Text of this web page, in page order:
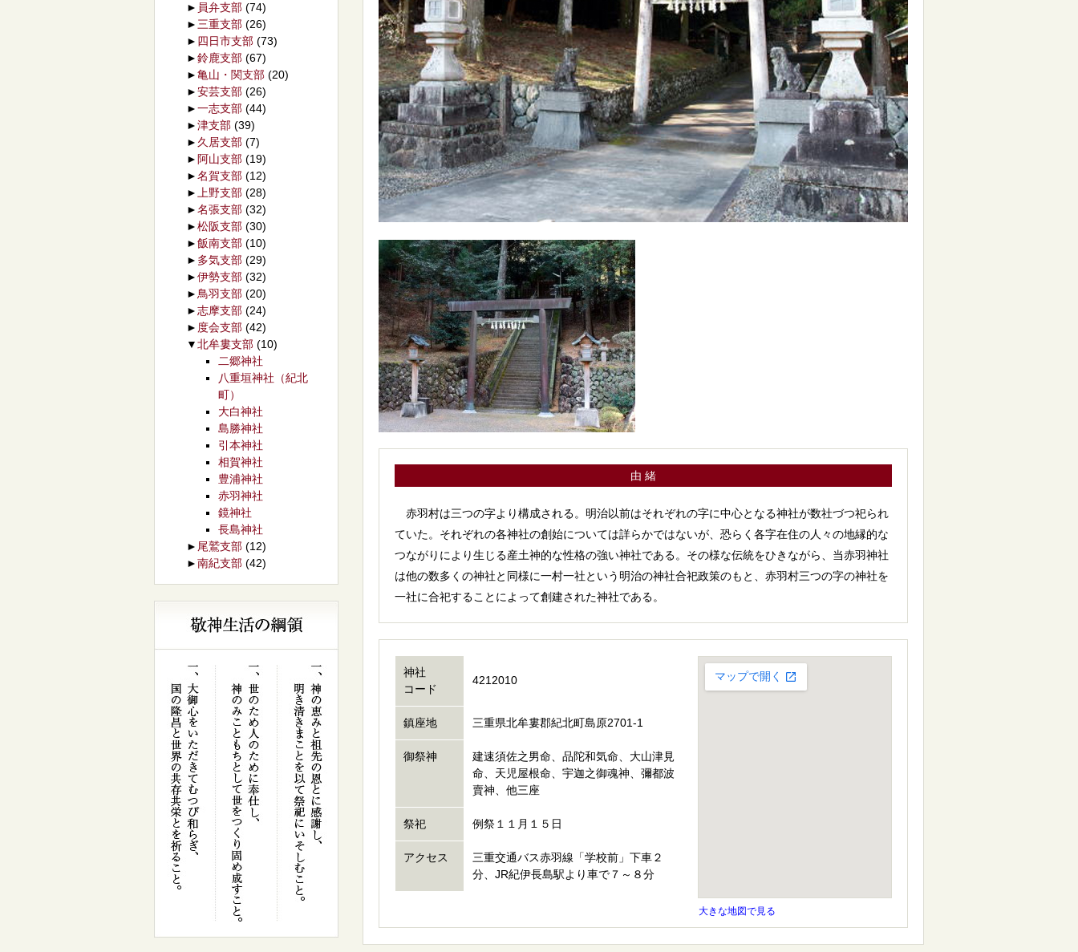
由 緒
赤羽村は三つの字より構成される。明治以前はそれぞれの字に中心となる神社が数社づつ祀られ
ていた。それぞれの各神社の創始については詳らかではないが、恐らく各字在住の人々の地縁的な
つながりにより生じる産土神的な性格の強い神社である。その様な伝統をひきながら、当赤羽神社
は他の数多くの神社と同様に一村一社という明治の神社合祀政策のもと、赤羽村三つの字の神社を
一社に合祀することによって創建された神社である。
神社
コード
4212010
鎮座地 三重県北牟婁郡紀北町島原2701-1
御祭神
建速須佐之男命、品陀和気命、大山津見
命、天児屋根命、宇迦之御魂神、彌都波
賣神、他三座
祭祀 例祭１１月１５日
アクセス
三重交通バス赤羽線「学校前」下車２
分、JR紀伊長島駅より車で７～８分
大きな地図で見る
► 員弁支部 (74)
► 三重支部 (26)
► 四日市支部 (73)
►鈴鹿支部 (67)
►亀山・関支部 (20)
►安芸支部 (26)
►一志支部 (44)
►津支部 (39)
► 久居支部 (7)
► 阿山支部 (19)
►名賀支部 (12)
►
上野支部 (28)
►名張支部 (32)
►松阪支部 (30)
►飯南支部 (10)
► 多気支部 (29)
►伊勢支部 (32)
► 鳥羽支部 (20)
►志摩支部 (24)
► 度会支部 (42)
▼北牟婁支部 (10)
二郷神社
八重垣神社（紀北
町）
大白神社
島勝神社
引本神社
相賀神社
豊浦神社
赤羽神社
鏡神社
長島神社
► 尾鷲支部 (12)
►南紀支部 (42)